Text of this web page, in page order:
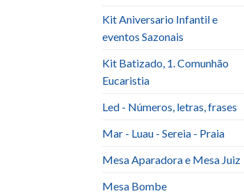
Kit Aniversario Infantil e
eventos Sazonais
Kit Batizado, 1. Comunhão
Eucaristia
Led - Números, letras, frases
Mar - Luau - Sereia - Praia
Mesa Aparadora e Mesa Juiz
Mesa Bombe
Toalha Quadrada (1,5×1,5)
Havaiana